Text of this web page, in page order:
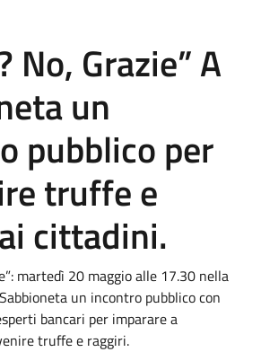
No, Grazie” A
un
pubblico per
truffe e
cittadini.
martedì 20 maggio alle 17.30 nella
un incontro pubblico con
bancari per imparare a
truffe e raggiri.